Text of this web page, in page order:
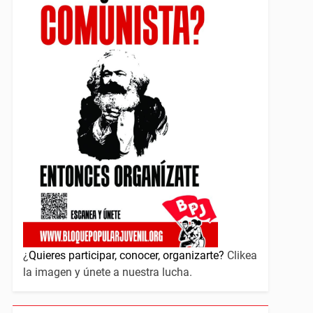
¿Quieres participar, conocer, organizarte? Clikea
la imagen y únete a nuestra lucha.